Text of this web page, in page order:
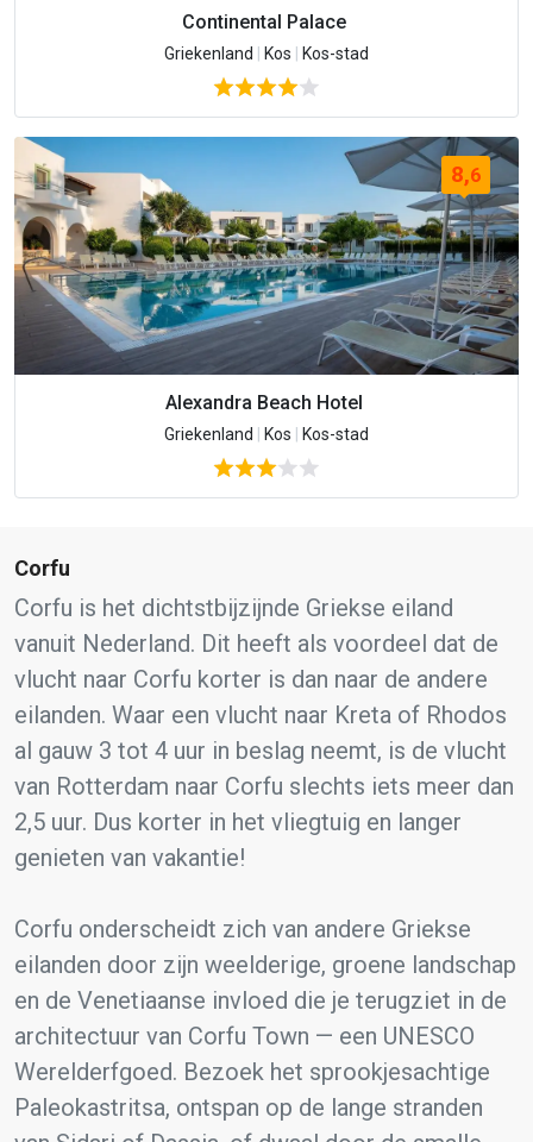
Continental Palace
Griekenland Kos Kos-stad
8,6
Alexandra Beach Hotel
Griekenland Kos Kos-stad
Corfu
Corfu is het dichtstbijzijnde Griekse eiland
vanuit Nederland. Dit heeft als voordeel dat de
vlucht naar Corfu korter is dan naar de andere
eilanden. Waar een vlucht naar Kreta of Rhodos
al gauw 3 tot 4 uur in beslag neemt, is de vlucht
van Rotterdam naar Corfu slechts iets meer dan
2,5 uur. Dus korter in het vliegtuig en langer
genieten van vakantie!
Corfu onderscheidt zich van andere Griekse
eilanden door zijn weelderige, groene landschap
en de Venetiaanse invloed die je terugziet in de
architectuur van Corfu Town — een UNESCO
Werelderfgoed. Bezoek het sprookjesachtige
Paleokastritsa, ontspan op de lange stranden